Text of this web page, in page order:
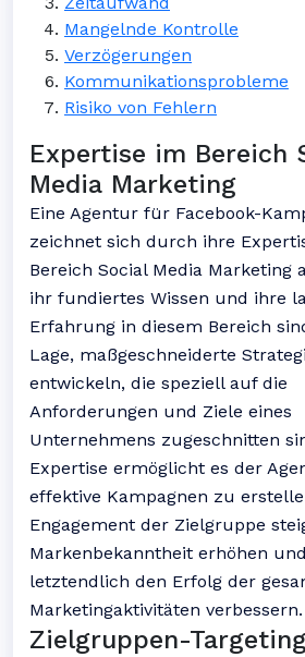
Mangelnde Kontrolle
Verzögerungen
Kommunikationsprobleme
Risiko von Fehlern
Expertise im Bereich
Media Marketing
Eine Agentur für Facebook-
zeichnet sich durch ihre
Bereich Social Media Marketing
ihr fundiertes Wissen und ihre
Erfahrung in diesem Bereich
Lage, maßgeschneiderte
entwickeln, die speziell auf die
Anforderungen und Ziele eines
Unternehmens zugeschnitten
Expertise ermöglicht es der
effektive Kampagnen zu
Engagement der Zielgruppe
Markenbekanntheit erhöhen und
letztendlich den Erfolg der
Marketingaktivitäten verbessern.
Zielgruppen-